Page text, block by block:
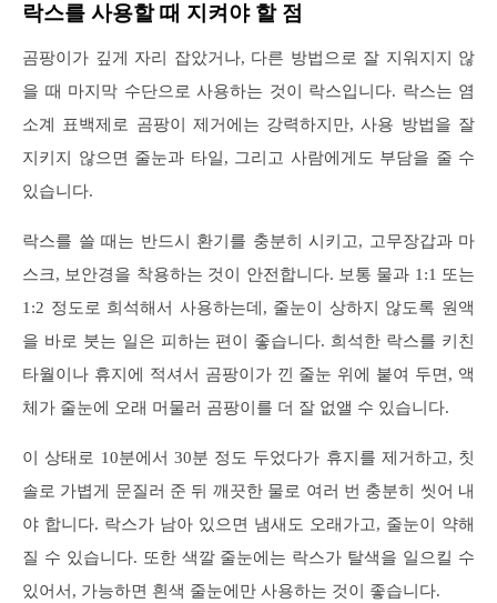
락스를 사용할 때 지켜야 할 점
곰팡이가 깊게 자리 잡았거나, 다른 방법으로 잘 지워지지 않
을 때 마지막 수단으로 사용하는 것이 락스입니다. 락스는 염
소계 표백제로 곰팡이 제거에는 강력하지만, 사용 방법을 잘
지키지 않으면 줄눈과 타일, 그리고 사람에게도 부담을 줄 수
있습니다.
락스를 쓸 때는 반드시 환기를 충분히 시키고, 고무장갑과 마
스크, 보안경을 착용하는 것이 안전합니다. 보통 물과 1:1 또는
1:2 정도로 희석해서 사용하는데, 줄눈이 상하지 않도록 원액
을 바로 붓는 일은 피하는 편이 좋습니다. 희석한 락스를 키친
타월이나 휴지에 적셔서 곰팡이가 낀 줄눈 위에 붙여 두면, 액
체가 줄눈에 오래 머물러 곰팡이를 더 잘 없앨 수 있습니다.
이 상태로 10분에서 30분 정도 두었다가 휴지를 제거하고, 칫
솔로 가볍게 문질러 준 뒤 깨끗한 물로 여러 번 충분히 씻어 내
야 합니다. 락스가 남아 있으면 냄새도 오래가고, 줄눈이 약해
질 수 있습니다. 또한 색깔 줄눈에는 락스가 탈색을 일으킬 수
있어서, 가능하면 흰색 줄눈에만 사용하는 것이 좋습니다.